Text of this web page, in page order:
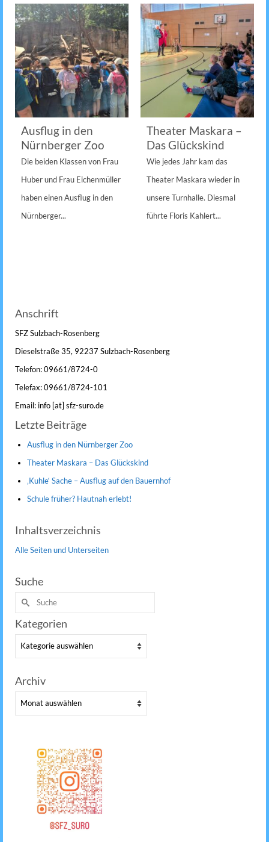
Ausflug in den
Nürnberger Zoo
Die beiden Klassen von Frau
Huber und Frau Eichenmüller
haben einen Ausflug in den
Nürnberger...
Theater Maskara –
Das Glückskind
Wie jedes Jahr kam das
Theater Maskara wieder in
unsere Turnhalle. Diesmal
führte Floris Kahlert...
Anschrift
SFZ Sulzbach-Rosenberg
Dieselstraße 35, 92237 Sulzbach-Rosenberg
Telefon: 09661/8724-0
Telefax: 09661/8724-101
Email: info [at] sfz-suro.de
Letzte Beiträge
Ausflug in den Nürnberger Zoo
Theater Maskara – Das Glückskind
‚Kuhle‘ Sache – Ausflug auf den Bauernhof
Schule früher? Hautnah erlebt!
Inhaltsverzeichnis
Alle Seiten und Unterseiten
Suche
Suche
nach:
Kategorien
Kategorien
Archiv
Archiv